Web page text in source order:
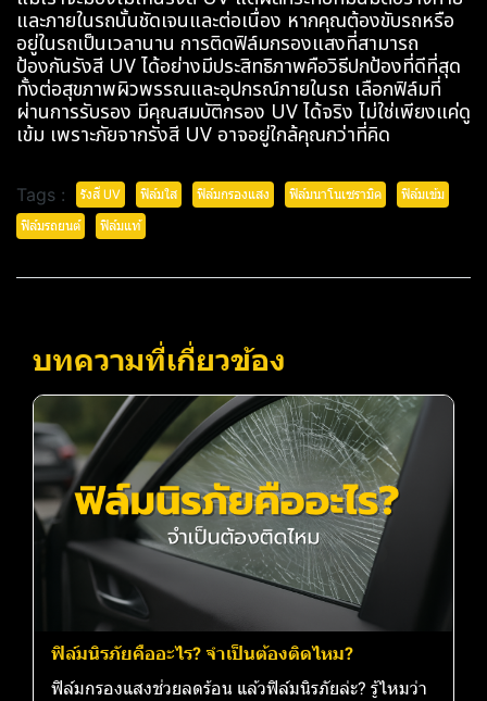
และภายในรถนั้นชัดเจนและต่อเนื่อง หากคุณต้องขับรถหรือ
อยู่ในรถเป็นเวลานาน การติดฟิล์มกรองแสงที่สามารถ
ป้องกันรังสี UV ได้อย่างมีประสิทธิภาพคือวิธีปกป้องที่ดีที่สุด
ทั้งต่อสุขภาพผิวพรรณและอุปกรณ์ภายในรถ เลือกฟิล์มที่
ผ่านการรับรอง มีคุณสมบัติกรอง UV ได้จริง ไม่ใช่เพียงแค่ดู
เข้ม เพราะภัยจากรังสี UV อาจอยู่ใกล้คุณกว่าที่คิด
Tags : รังสี UV ฟิล์มใส ฟิล์มกรองแสง ฟิล์มนาโนเซรามิค ฟิล์มเข้ม
ฟิล์มรถยนต์ ฟิล์มแท้
บทความที่เกี่ยวข้อง
ฟิล์มนิรภัยคืออะไร? จำเป็นต้องติดไหม?
ฟิล์มกรองแสงช่วยลดร้อน แล้วฟิล์มนิรภัยล่ะ? รู้ไหมว่า